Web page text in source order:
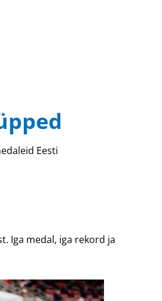
Eesti
Iga medal, iga rekord ja